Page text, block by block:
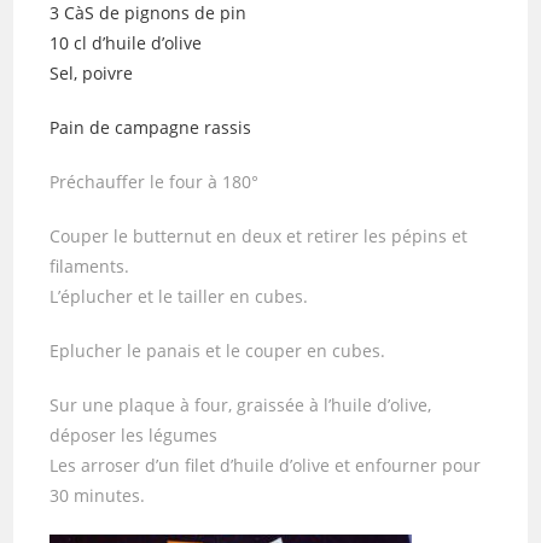
3 CàS de pignons de pin
10 cl d’huile d’olive
Sel, poivre
Pain de campagne rassis
Préchauffer le four à 180°
Couper le butternut en deux et retirer les pépins et
filaments.
L’éplucher et le tailler en cubes.
Eplucher le panais et le couper en cubes.
Sur une plaque à four, graissée à l’huile d’olive,
déposer les légumes
Les arroser d’un filet d’huile d’olive et enfourner pour
30 minutes.